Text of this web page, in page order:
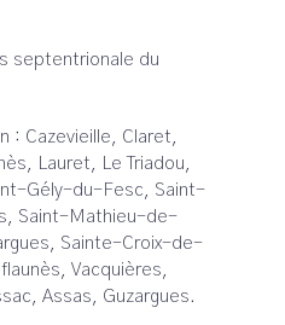
septentrionale du
: Cazevieille, Claret,
Lauret, Le Triadou,
Gély-du-Fesc, Saint-
Saint-Mathieu-de-
Sainte-Croix-de-
Vacquières,
Assas, Guzargues.